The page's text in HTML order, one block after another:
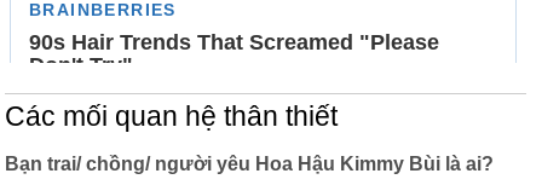
Các mối quan hệ thân thiết
Bạn trai/ chồng/ người yêu Hoa Hậu Kimmy Bùi là ai?